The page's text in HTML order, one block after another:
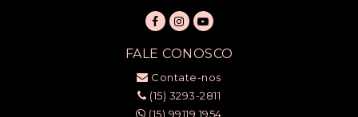
FALE CONOSCO
Contate-nos
(15) 3293-2811
(15) 99119 1954